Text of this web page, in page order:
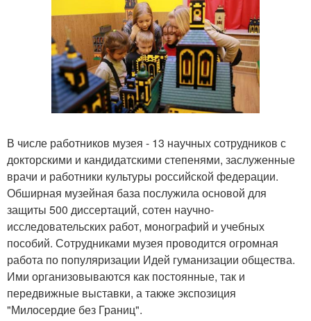
В числе работников музея - 13 научных сотрудников с
докторскими и кандидатскими степенями, заслуженные
врачи и работники культуры российской федерации.
Обширная музейная база послужила основой для
защиты 500 диссертаций, сотен научно-
исследовательских работ, монографий и учебных
пособий. Сотрудниками музея проводится огромная
работа по популяризации Идей гуманизации общества.
Ими организовываются как постоянные, так и
передвижные выставки, а также экспозиция
"Милосердие без Границ".